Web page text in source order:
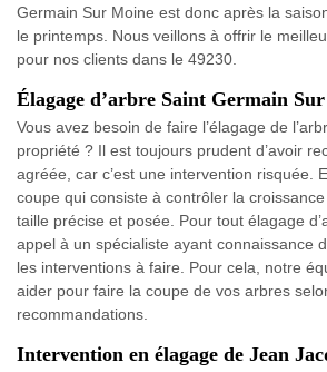
Germain Sur Moine est donc après la
le printemps. Nous veillons à offrir le
pour nos clients dans le 49230.
Élagage d’arbre Saint Germain
Vous avez besoin de faire l’élagage de
propriété ? Il est toujours prudent d’avoir
agréée, car c’est une intervention risquée.
coupe qui consiste à contrôler la
taille précise et posée. Pour tout élagage
appel à un spécialiste ayant connaissance
les interventions à faire. Pour cela, notre
aider pour faire la coupe de vos arbres
recommandations.
Intervention en élagage de Jean